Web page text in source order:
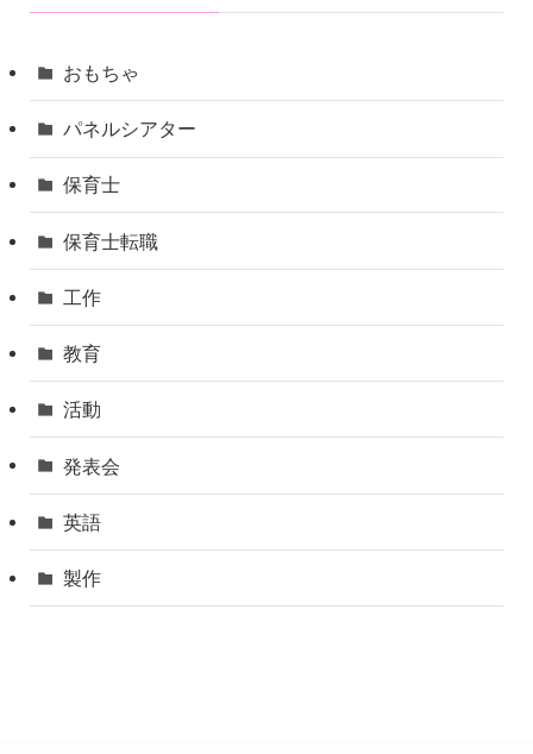
おもちゃ
パネルシアター
保育士
保育士転職
工作
教育
活動
発表会
英語
製作